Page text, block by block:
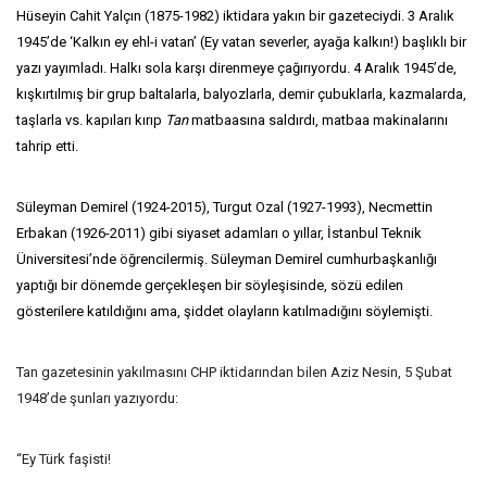
Hüseyin Cahit Yalçın (1875-1982) iktidara yakın bir gazeteciydi. 3 Aralık
1945’de ‘Kalkın ey ehl-i vatan’ (Ey vatan severler, ayağa kalkın!) başlıklı bir
yazı yayımladı. Halkı sola karşı direnmeye çağırıyordu. 4 Aralık 1945’de,
kışkırtılmış bir grup baltalarla, balyozlarla, demir çubuklarla, kazmalarda,
taşlarla vs. kapıları kırıp Tanmatbaasına saldırdı, matbaa makinalarını
tahrip etti.
Süleyman Demirel (1924-2015), Turgut Ozal (1927-1993), Necmettin
Erbakan (1926-2011) gibi siyaset adamları o yıllar, İstanbul Teknik
Üniversitesi’nde öğrencilermiş. Süleyman Demirel cumhurbaşkanlığı
yaptığı bir dönemde gerçekleşen bir söyleşisinde, sözü edilen
gösterilere katıldığını ama, şiddet olayların katılmadığını söylemişti.
Tan gazetesinin yakılmasını CHP iktidarından bilen Aziz Nesin, 5 Şubat
1948’de şunları yazıyordu:
“Ey Türk faşisti!